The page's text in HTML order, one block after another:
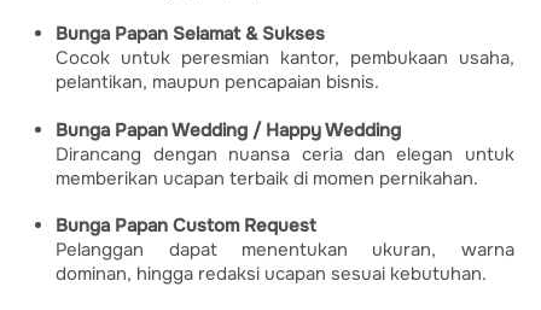
Bunga Papan Selamat & Sukses
Cocok untuk peresmian kantor, pembukaan usaha,
pelantikan, maupun pencapaian bisnis.
Bunga Papan Wedding / Happy Wedding
Dirancang dengan nuansa ceria dan elegan untuk
memberikan ucapan terbaik di momen pernikahan.
Bunga Papan Custom Request
Pelanggan dapat menentukan ukuran, warna
dominan, hingga redaksi ucapan sesuai kebutuhan.